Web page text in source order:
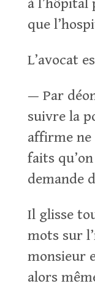
à l’hôpital
que
L’avocat
— Par
suivre la
affirme ne
faits
demande
Il glisse
mots sur
monsieur
alors